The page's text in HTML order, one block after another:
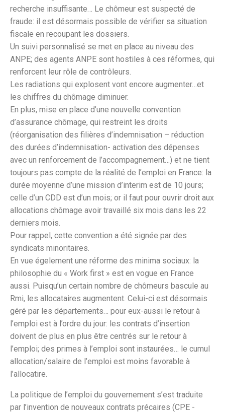
recherche insuffisante… Le chômeur est suspecté de
fraude: il est désormais possible de vérifier sa situation
fiscale en recoupant les dossiers.
Un suivi personnalisé se met en place au niveau des
ANPE; des agents ANPE sont hostiles à ces réformes, qui
renforcent leur rôle de contrôleurs.
Les radiations qui explosent vont encore augmenter…et
les chiffres du chômage diminuer.
En plus, mise en place d’une nouvelle convention
d’assurance chômage, qui restreint les droits
(réorganisation des filières d’indemnisation – réduction
des durées d’indemnisation- activation des dépenses
avec un renforcement de l’accompagnement…) et ne tient
toujours pas compte de la réalité de l’emploi en France: la
durée moyenne d’une mission d’interim est de 10 jours;
celle d’un CDD est d’un mois; or il faut pour ouvrir droit aux
allocations chômage avoir travaillé six mois dans les 22
derniers mois.
Pour rappel, cette convention a été signée par des
syndicats minoritaires.
En vue égelement une réforme des minima sociaux: la
philosophie du « Work first » est en vogue en France
aussi. Puisqu’un certain nombre de chômeurs bascule au
Rmi, les allocataires augmentent. Celui-ci est désormais
géré par les départements… pour eux-aussi le retour à
l’emploi est à l’ordre du jour: les contrats d’insertion
doivent de plus en plus être centrés sur le retour à
l’emploi; des primes à l’emploi sont instaurées… le cumul
allocation/salaire de l’emploi est moins favorable à
l’allocatire.
La politique de l’emploi du gouvernement s’est traduite
par l’invention de nouveaux contrats précaires (CPE -